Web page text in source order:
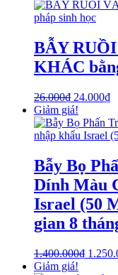
BẪY
KHÁC
26.000₫ 24.000₫
Giảm giá!
Bẫy Bọ
Dính Màu
Israel (50
gian 8
1.400.000₫
Giảm giá!